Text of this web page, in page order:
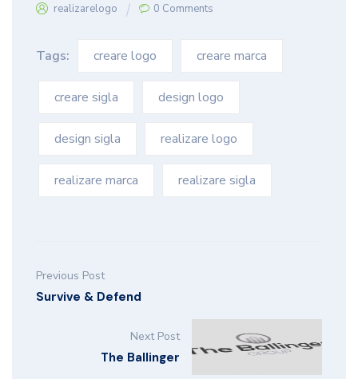
realizarelogo 0 Comments
Tags: creare logo creare marca
creare sigla design logo
design sigla realizare logo
realizare marca realizare sigla
Previous Post
Survive & Defend
Next Post
The Ballinger